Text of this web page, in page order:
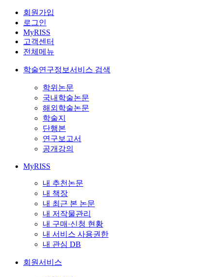
회원가입
로그인
MyRISS
고객센터
전체메뉴
학술연구정보서비스 검색
학위논문
국내학술논문
해외학술논문
학술지
단행본
연구보고서
공개강의
MyRISS
내 추천논문
내 책장
내 최근 본 논문
내 저작물관리
내 구매·신청 현황
내 서비스 사용권한
내 관심 DB
회원서비스